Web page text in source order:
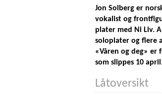
Jon Solberg er
vokalist og
plater med Ni Liv.
soloplater og flere
«Våren og deg» er
som slippes 10
Låtoversikt